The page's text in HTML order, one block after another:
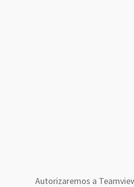
Autorizaremos a